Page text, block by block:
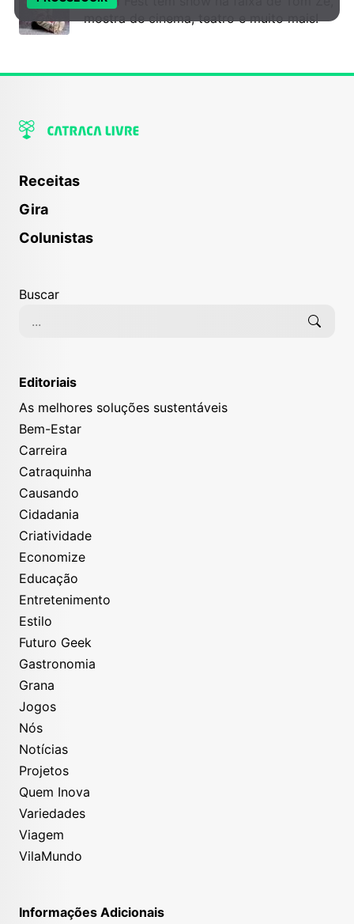
mostra de cinema, teatro e muito mais!
Receitas
Gira
Colunistas
Buscar
Editoriais
As melhores soluções sustentáveis
Bem-Estar
Carreira
Catraquinha
Causando
Cidadania
Criatividade
Economize
Educação
Entretenimento
Estilo
Futuro Geek
Gastronomia
Grana
Jogos
Nós
Notícias
Projetos
Quem Inova
Variedades
Viagem
VilaMundo
Informações Adicionais